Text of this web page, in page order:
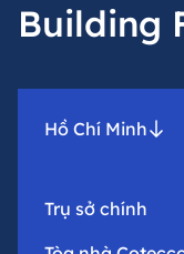
Building
Hồ Chí Minh
Trụ sở chính